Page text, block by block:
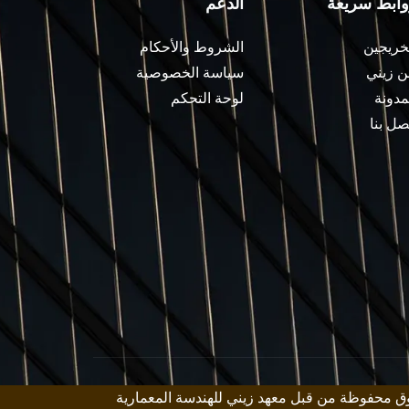
زيني
بنا
الشروط والأحكام
سياسة الخصوصية
لوحة التحكم